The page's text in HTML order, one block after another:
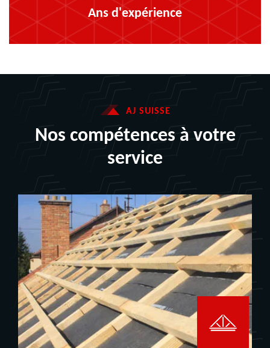
Ans d'expérience
AJ SUISSE
Nos compétences à votre
service